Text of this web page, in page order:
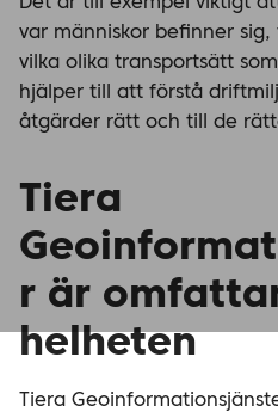
var människor befinner
vilka olika transportsätt
hjälper till att förstå
åtgärder rätt och till de
Tiera
r är
helheten
Tiera